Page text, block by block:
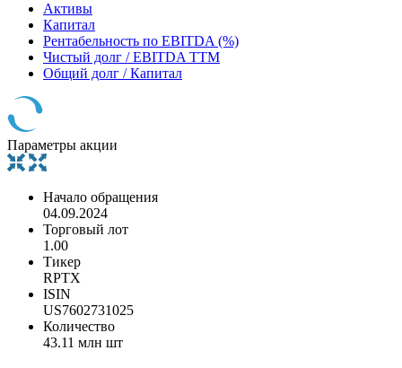
Активы
Капитал
Рентабельность по EBITDA (%)
Чистый долг / EBITDA TTM
Общий долг / Капитал
Параметры акции
Начало обращения
04.09.2024
Торговый лот
1.00
Тикер
RPTX
ISIN
US7602731025
Количество
43.11 млн шт